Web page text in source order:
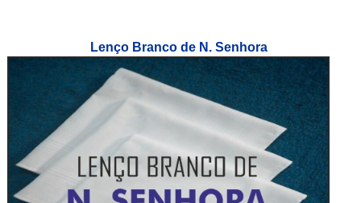
Lenço Branco de N. Senhora